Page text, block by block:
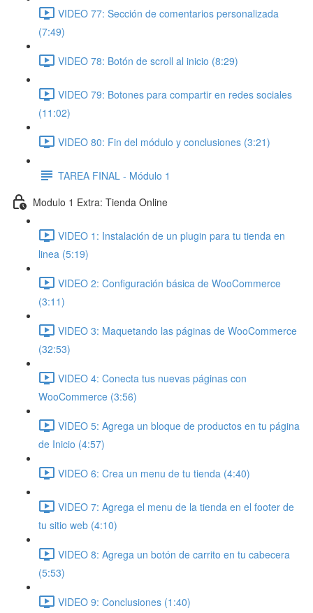
VIDEO 77: Sección de comentarios personalizada
(7:49)
VIDEO 78: Botón de scroll al inicio (8:29)
VIDEO 79: Botones para compartir en redes sociales
(11:02)
VIDEO 80: Fin del módulo y conclusiones (3:21)
TAREA FINAL - Módulo 1
Modulo 1 Extra: Tienda Online
VIDEO 1: Instalación de un plugin para tu tienda en
linea (5:19)
VIDEO 2: Configuración básica de WooCommerce
(3:11)
VIDEO 3: Maquetando las páginas de WooCommerce
(32:53)
VIDEO 4: Conecta tus nuevas páginas con
WooCommerce (3:56)
VIDEO 5: Agrega un bloque de productos en tu página
de Inicio (4:57)
VIDEO 6: Crea un menu de tu tienda (4:40)
VIDEO 7: Agrega el menu de la tienda en el footer de
tu sitio web (4:10)
VIDEO 8: Agrega un botón de carrito en tu cabecera
(5:53)
VIDEO 9: Conclusiones (1:40)